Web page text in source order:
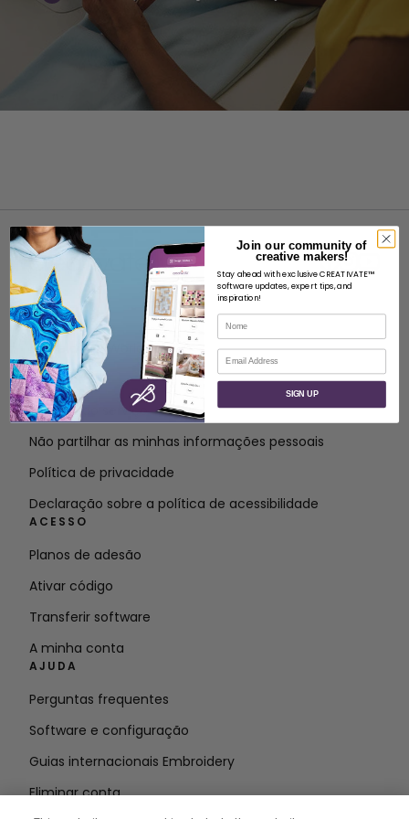
SOBRE
Sobre a SVP Worldwide
Contacto
Termos do serviço
Não partilhar as minhas informações pessoais
Política de privacidade
Declaração sobre a política de acessibilidade
ACESSO
Planos de adesão
Ativar código
Transferir software
A minha conta
AJUDA
Perguntas frequentes
Software e configuração
Guias internacionais Embroidery
Eliminar conta
Join our community of
creative makers!
Stay ahead with exclusive CREATIVATE™
software updates, expert tips, and
inspiration!
Nome
Correio eletrónico
SIGN UP